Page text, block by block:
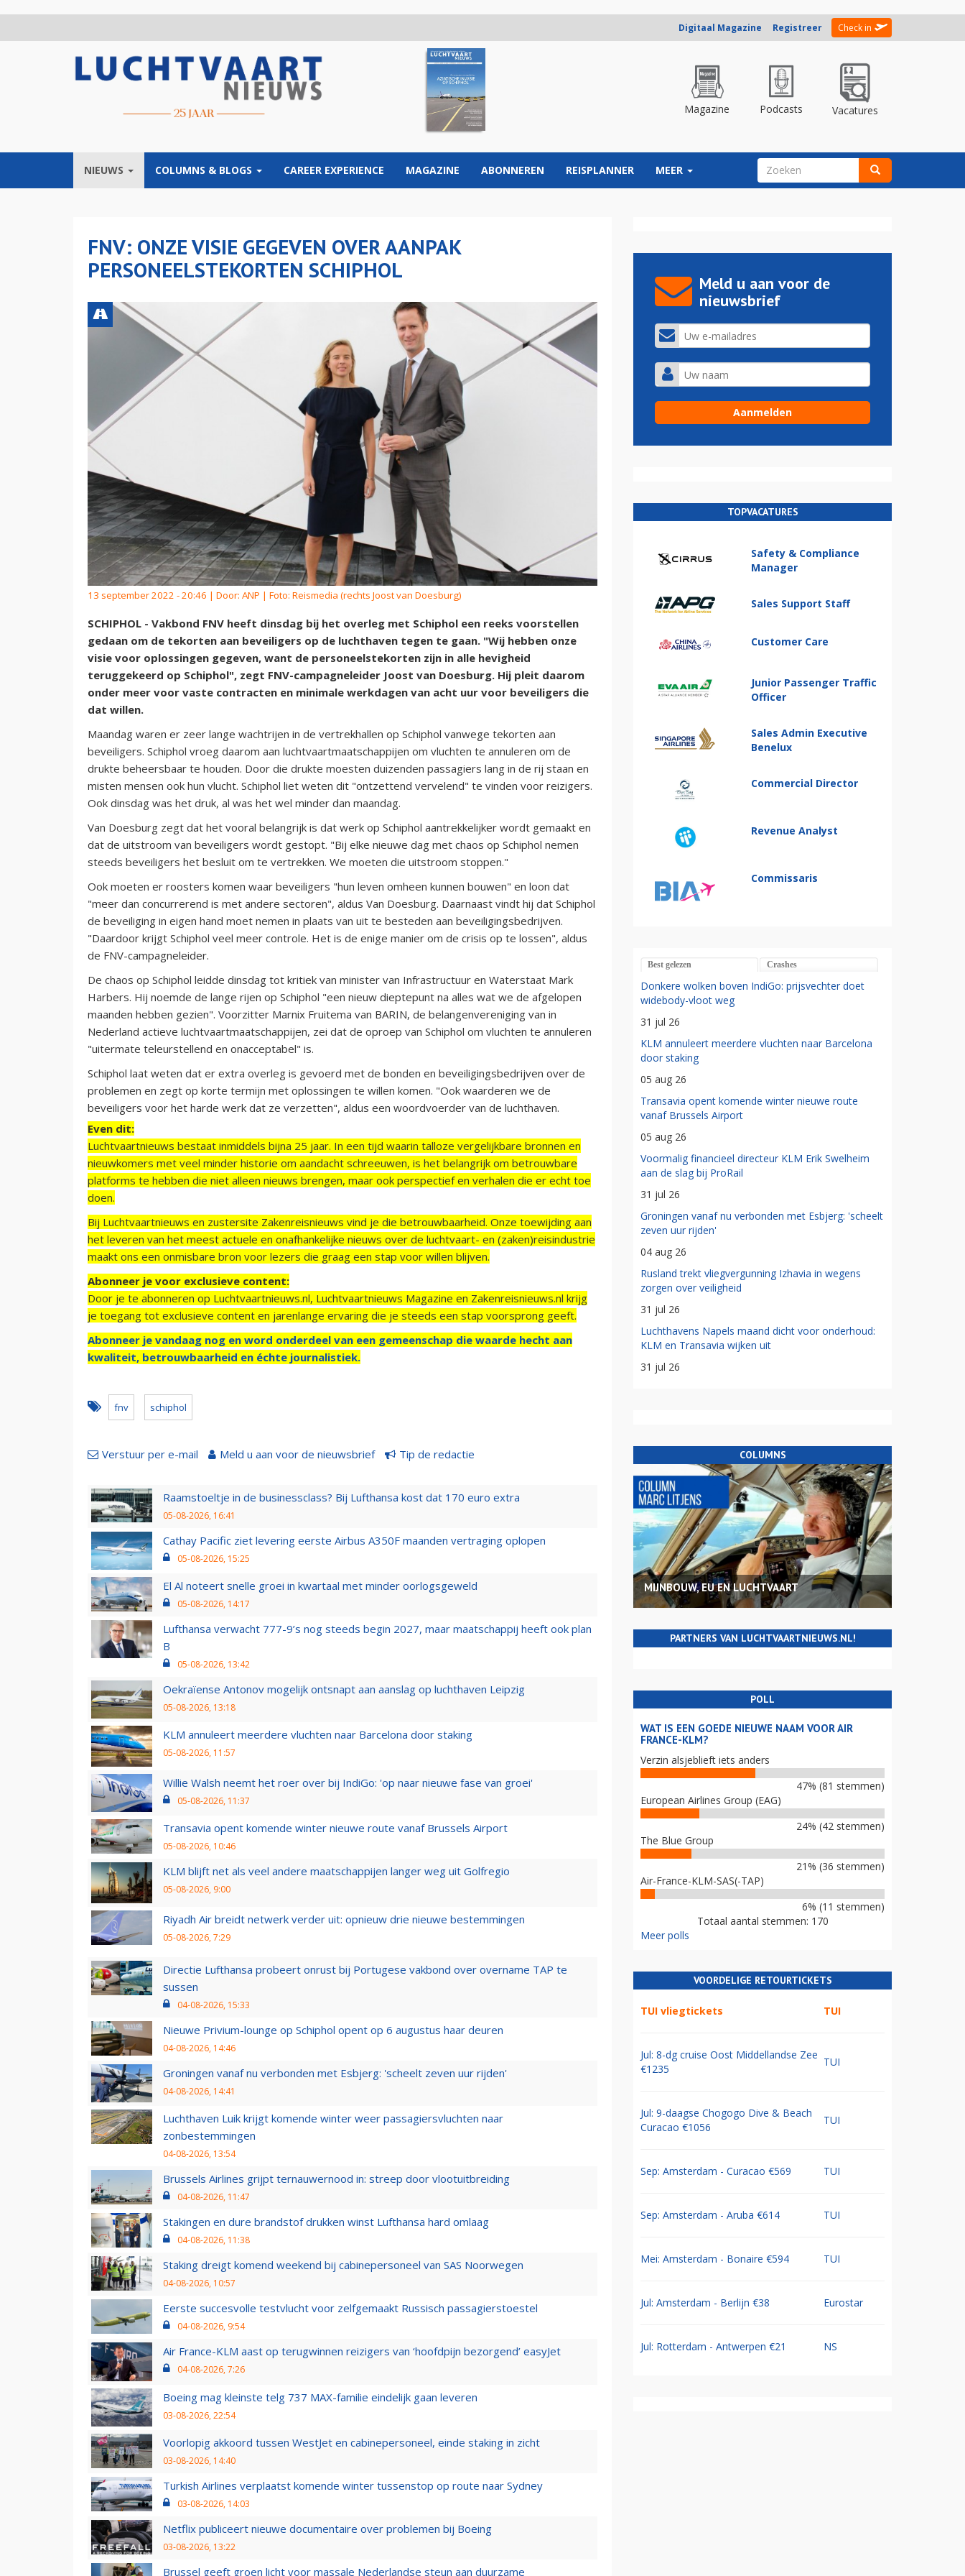
Digitaal Magazine Registreer Check in
Magazine Podcasts Vacatures
NIEUWS COLUMNS & BLOGS CAREER EXPERIENCE MAGAZINE ABONNEREN REISPLANNER MEER ZOEKVELD
FNV: ONZE VISIE GEGEVEN OVER AANPAK
PERSONEELSTEKORTEN SCHIPHOL
13 september 2022 - 20:46 | Door: ANP | Foto: Reismedia (rechts Joost van Doesburg)
SCHIPHOL - Vakbond FNV heeft dinsdag bij het overleg met Schiphol een reeks voorstellen
gedaan om de tekorten aan beveiligers op de luchthaven tegen te gaan. "Wij hebben onze
visie voor oplossingen gegeven, want de personeelstekorten zijn in alle hevigheid
teruggekeerd op Schiphol", zegt FNV-campagneleider Joost van Doesburg. Hij pleit daarom
onder meer voor vaste contracten en minimale werkdagen van acht uur voor beveiligers die
dat willen.
Maandag waren er zeer lange wachtrijen in de vertrekhallen op Schiphol vanwege tekorten aan
beveiligers. Schiphol vroeg daarom aan luchtvaartmaatschappijen om vluchten te annuleren om de
drukte beheersbaar te houden. Door die drukte moesten duizenden passagiers lang in de rij staan en
misten mensen ook hun vlucht. Schiphol liet weten dit "ontzettend vervelend" te vinden voor reizigers.
Ook dinsdag was het druk, al was het wel minder dan maandag.
Van Doesburg zegt dat het vooral belangrijk is dat werk op Schiphol aantrekkelijker wordt gemaakt en
dat de uitstroom van beveiligers wordt gestopt. "Bij elke nieuwe dag met chaos op Schiphol nemen
steeds beveiligers het besluit om te vertrekken. We moeten die uitstroom stoppen."
Ook moeten er roosters komen waar beveiligers "hun leven omheen kunnen bouwen" en loon dat
"meer dan concurrerend is met andere sectoren", aldus Van Doesburg. Daarnaast vindt hij dat Schiphol
de beveiliging in eigen hand moet nemen in plaats van uit te besteden aan beveiligingsbedrijven.
"Daardoor krijgt Schiphol veel meer controle. Het is de enige manier om de crisis op te lossen", aldus
de FNV-campagneleider.
De chaos op Schiphol leidde dinsdag tot kritiek van minister van Infrastructuur en Waterstaat Mark
Harbers. Hij noemde de lange rijen op Schiphol "een nieuw dieptepunt na alles wat we de afgelopen
maanden hebben gezien". Voorzitter Marnix Fruitema van BARIN, de belangenvereniging van in
Nederland actieve luchtvaartmaatschappijen, zei dat de oproep van Schiphol om vluchten te annuleren
"uitermate teleurstellend en onacceptabel" is.
Schiphol laat weten dat er extra overleg is gevoerd met de bonden en beveiligingsbedrijven over de
problemen en zegt op korte termijn met oplossingen te willen komen. "Ook waarderen we de
beveiligers voor het harde werk dat ze verzetten", aldus een woordvoerder van de luchthaven.
Even dit:
Luchtvaartnieuws bestaat inmiddels bijna 25 jaar. In een tijd waarin talloze vergelijkbare bronnen en
nieuwkomers met veel minder historie om aandacht schreeuwen, is het belangrijk om betrouwbare
platforms te hebben die niet alleen nieuws brengen, maar ook perspectief en verhalen die er echt toe
doen.
Bij Luchtvaartnieuws en zustersite Zakenreisnieuws vind je die betrouwbaarheid. Onze toewijding aan
het leveren van het meest actuele en onafhankelijke nieuws over de luchtvaart- en (zaken)reisindustrie
maakt ons een onmisbare bron voor lezers die graag een stap voor willen blijven.
Abonneer je voor exclusieve content:
Door je te abonneren op Luchtvaartnieuws.nl, Luchtvaartnieuws Magazine en Zakenreisnieuws.nl krijg
je toegang tot exclusieve content en jarenlange ervaring die je steeds een stap voorsprong geeft.
Abonneer je vandaag nog en word onderdeel van een gemeenschap die waarde hecht aan
kwaliteit, betrouwbaarheid en échte journalistiek.
fnv schiphol
Verstuur per e-mail Meld u aan voor de nieuwsbrief Tip de redactie
Raamstoeltje in de businessclass? Bij Lufthansa kost dat 170 euro extra
05-08-2026, 16:41
Cathay Pacific ziet levering eerste Airbus A350F maanden vertraging oplopen
05-08-2026, 15:25
El Al noteert snelle groei in kwartaal met minder oorlogsgeweld
05-08-2026, 14:17
Lufthansa verwacht 777-9’s nog steeds begin 2027, maar maatschappij heeft ook plan
B
05-08-2026, 13:42
Oekraïense Antonov mogelijk ontsnapt aan aanslag op luchthaven Leipzig
05-08-2026, 13:18
KLM annuleert meerdere vluchten naar Barcelona door staking
05-08-2026, 11:57
Willie Walsh neemt het roer over bij IndiGo: 'op naar nieuwe fase van groei'
05-08-2026, 11:37
Transavia opent komende winter nieuwe route vanaf Brussels Airport
05-08-2026, 10:46
KLM blijft net als veel andere maatschappijen langer weg uit Golfregio
05-08-2026, 9:00
Riyadh Air breidt netwerk verder uit: opnieuw drie nieuwe bestemmingen
05-08-2026, 7:29
Directie Lufthansa probeert onrust bij Portugese vakbond over overname TAP te
sussen
04-08-2026, 15:33
Nieuwe Privium-lounge op Schiphol opent op 6 augustus haar deuren
04-08-2026, 14:46
Groningen vanaf nu verbonden met Esbjerg: 'scheelt zeven uur rijden'
04-08-2026, 14:41
Luchthaven Luik krijgt komende winter weer passagiersvluchten naar
zonbestemmingen
04-08-2026, 13:54
Brussels Airlines grijpt ternauwernood in: streep door vlootuitbreiding
04-08-2026, 11:47
Stakingen en dure brandstof drukken winst Lufthansa hard omlaag
04-08-2026, 11:38
Staking dreigt komend weekend bij cabinepersoneel van SAS Noorwegen
04-08-2026, 10:57
Eerste succesvolle testvlucht voor zelfgemaakt Russisch passagierstoestel
04-08-2026, 9:54
Air France-KLM aast op terugwinnen reizigers van ‘hoofdpijn bezorgend’ easyJet
04-08-2026, 7:26
Boeing mag kleinste telg 737 MAX-familie eindelijk gaan leveren
03-08-2026, 22:54
Voorlopig akkoord tussen WestJet en cabinepersoneel, einde staking in zicht
03-08-2026, 14:40
Turkish Airlines verplaatst komende winter tussenstop op route naar Sydney
03-08-2026, 14:03
Netflix publiceert nieuwe documentaire over problemen bij Boeing
03-08-2026, 13:22
Brussel geeft groen licht voor massale Nederlandse steun aan duurzame
Meld u aan voor de
nieuwsbrief
TOPVACATURES
Safety & Compliance
Manager
Sales Support Staff
Customer Care
Junior Passenger Traffic
Officer
Sales Admin Executive
Benelux
Commercial Director
Revenue Analyst
Commissaris
Best gelezen Crashes
Donkere wolken boven IndiGo: prijsvechter doet
widebody-vloot weg
31 jul 26
KLM annuleert meerdere vluchten naar Barcelona
door staking
05 aug 26
Transavia opent komende winter nieuwe route
vanaf Brussels Airport
05 aug 26
Voormalig financieel directeur KLM Erik Swelheim
aan de slag bij ProRail
31 jul 26
Groningen vanaf nu verbonden met Esbjerg: 'scheelt
zeven uur rijden'
04 aug 26
Rusland trekt vliegvergunning Izhavia in wegens
zorgen over veiligheid
31 jul 26
Luchthavens Napels maand dicht voor onderhoud:
KLM en Transavia wijken uit
31 jul 26
COLUMNS
MIJNBOUW, EU EN LUCHTVAART
PARTNERS VAN LUCHTVAARTNIEUWS.NL!
POLL
WAT IS EEN GOEDE NIEUWE NAAM VOOR AIR
FRANCE-KLM?
Verzin alsjeblieft iets anders
47% (81 stemmen)
European Airlines Group (EAG)
24% (42 stemmen)
The Blue Group
21% (36 stemmen)
Air-France-KLM-SAS(-TAP)
6% (11 stemmen)
Totaal aantal stemmen: 170
Meer polls
VOORDELIGE RETOURTICKETS
TUI vliegtickets TUI
Jul: 8-dg cruise Oost Middellandse Zee
€1235
TUI
Jul: 9-daagse Chogogo Dive & Beach
Curacao €1056
TUI
Sep: Amsterdam - Curacao €569 TUI
Sep: Amsterdam - Aruba €614 TUI
Mei: Amsterdam - Bonaire €594 TUI
Jul: Amsterdam - Berlijn €38 Eurostar
Jul: Rotterdam - Antwerpen €21 NS